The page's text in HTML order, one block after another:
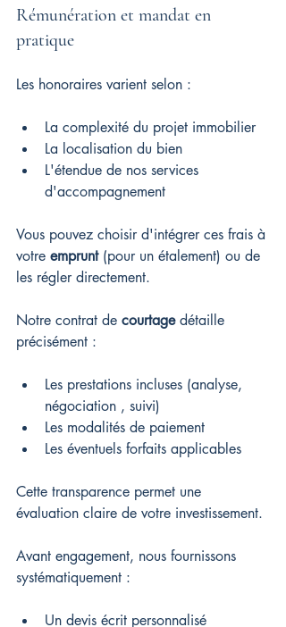
Rémunération et mandat en
pratique
Les honoraires varient selon :
La complexité du projet immobilier
La localisation du bien
L'étendue de nos services
d'accompagnement
Vous pouvez choisir d'intégrer ces frais à
votre emprunt (pour un étalement) ou de
les régler directement.
Notre contrat de courtage détaille
précisément :
Les prestations incluses (analyse,
négociation , suivi)
Les modalités de paiement
Les éventuels forfaits applicables
Cette transparence permet une
évaluation claire de votre investissement.
Avant engagement, nous fournissons
systématiquement :
Un devis écrit personnalisé